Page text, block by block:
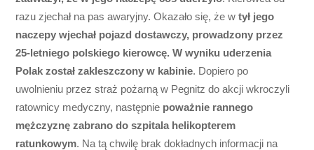
razu zjechał na pas awaryjny. Okazało się, że wtył jego
naczepy wjechał pojazd dostawczy, prowadzony przez
25-letniego polskiego kierowcę. W wyniku uderzenia
Polak został zakleszczony w kabinie. Dopiero po
uwolnieniu przez straż pożarną w Pegnitz do akcji wkroczyli
ratownicy medyczny, następnie poważnie rannego
mężczyznę zabrano do szpitala helikopterem
ratunkowym. Na tą chwilę brak dokładnych informacji na